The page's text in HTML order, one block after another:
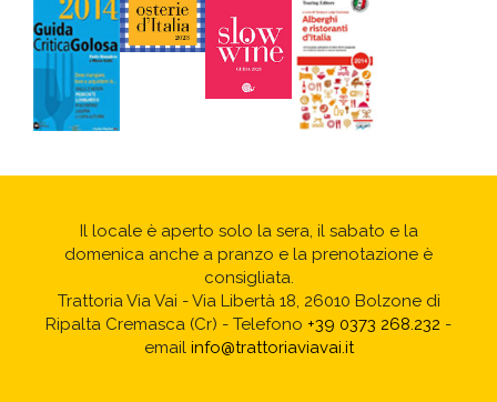
Il locale è aperto solo la sera, il sabato e la
domenica anche a pranzo e la prenotazione è
consigliata.
Trattoria Via Vai - Via Libertà 18, 26010 Bolzone di
Ripalta Cremasca (Cr) - Telefono +39 0373 268.232 -
email info@trattoriaviavai.it